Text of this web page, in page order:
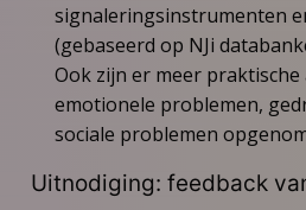
signaleringsinstrumenten
(gebaseerd op NJi
Ook zijn er meer praktische
emotionele problemen,
sociale problemen
Uitnodiging: feedback